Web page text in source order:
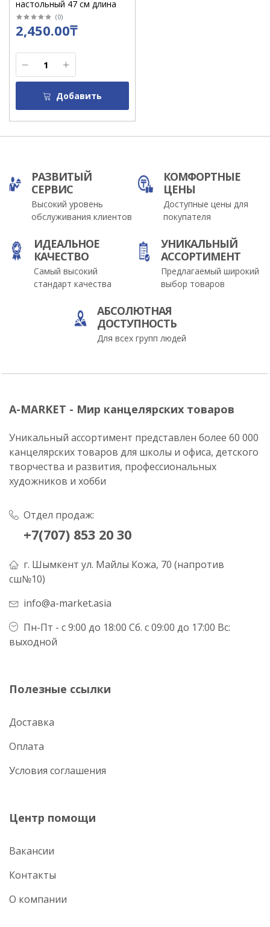
настольный 47 см длина
(0)
2,450.00₸
Добавить
РАЗВИТЫЙ
СЕРВИС
Высокий уровень
обслуживания клиентов
КОМФОРТНЫЕ
ЦЕНЫ
Доступные цены для
покупателя
ИДЕАЛЬНОЕ
КАЧЕСТВО
Самый высокий
стандарт качества
УНИКАЛЬНЫЙ
АССОРТИМЕНТ
Предлагаемый широкий
выбор товаров
АБСОЛЮТНАЯ
ДОСТУПНОСТЬ
Для всех групп людей
A-MARKET - Мир канцелярских товаров
Уникальный ассортимент представлен более 60 000
канцелярских товаров для школы и офиса, детского
творчества и развития, профессиональных
художников и хобби
Отдел продаж:
+7(707) 853 20 30
г. Шымкент ул. Майлы Кожа, 70 (напротив
сш№10)
info@a-market.asia
Пн-Пт - с 9:00 до 18:00 Сб. с 09:00 до 17:00 Вс:
выходной
Полезные ссылки
Доставка
Оплата
Условия соглашения
Центр помощи
Вакансии
Контакты
О компании